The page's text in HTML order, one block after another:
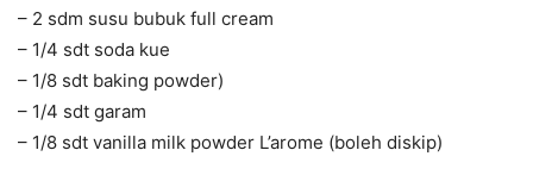
– 2 sdm susu bubuk full cream
– 1/4 sdt soda kue
– 1/8 sdt baking powder)
– 1/4 sdt garam
– 1/8 sdt vanilla milk powder L’arome (boleh diskip)